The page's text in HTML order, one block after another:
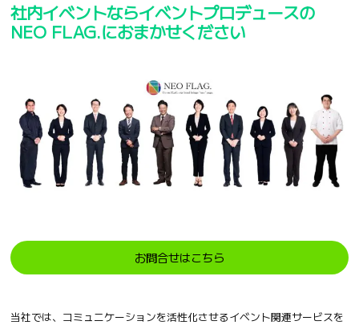
社内イベントならイベントプロデュースの
NEO FLAG.におまかせください
お問合せはこちら
当社では、コミュニケーションを活性化させるイベント関連サービスを